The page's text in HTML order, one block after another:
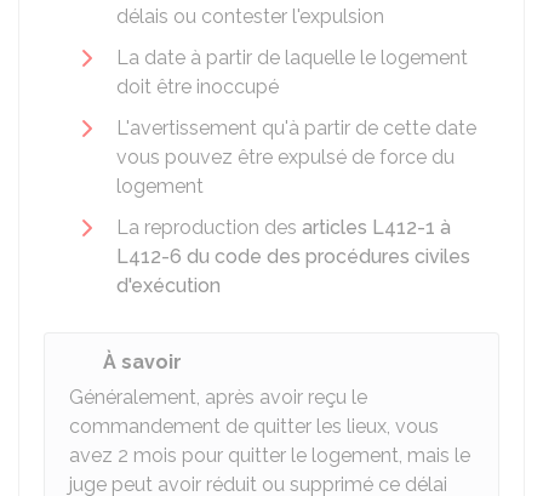
délais ou contester l'expulsion
La date à partir de laquelle le logement
doit être inoccupé
L'avertissement qu'à partir de cette date
vous pouvez être expulsé de force du
logement
La reproduction des articles L412-1 à
L412-6 du code des procédures civiles
d'exécution
À savoir
Généralement, après avoir reçu le
commandement de quitter les lieux, vous
avez 2 mois pour quitter le logement, mais le
juge peut avoir réduit ou supprimé ce délai